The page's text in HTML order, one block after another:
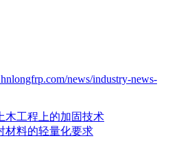
news/industry-news-
木工程上的加固技术
材料的轻量化要求